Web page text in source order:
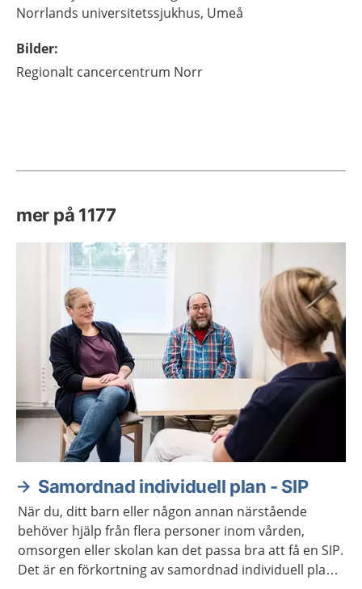
Norrlands universitetssjukhus, Umeå
Bilder:
Regionalt cancercentrum Norr
mer på 1177
Samordnad individuell plan - SIP
När du, ditt barn eller någon annan närstående
behöver hjälp från flera personer inom vården,
omsorgen eller skolan kan det passa bra att få en SIP.
Det är en förkortning av samordnad individuell plan.